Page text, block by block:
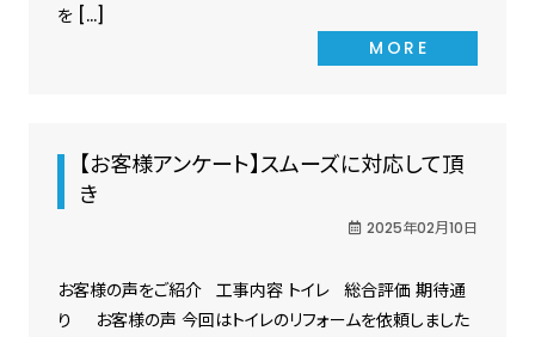
を […]
MORE
【お客様アンケート】スムーズに対応して頂
き
2025年02月10日
お客様の声をご紹介 工事内容 トイレ 総合評価 期待通
り お客様の声 今回はトイレのリフォームを依頼しました